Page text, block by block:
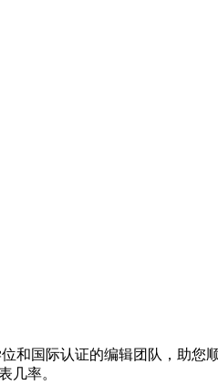
国际认证的编辑团队，助您
几率。